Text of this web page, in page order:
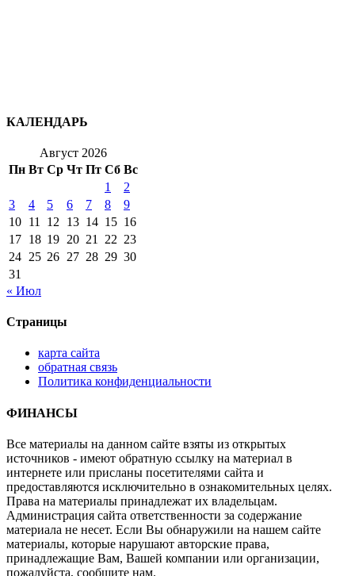
КАЛЕНДАРЬ
Август 2026
Пн Вт Ср Чт Пт Сб Вс
1
2
3
4 5 6 7 8
9
10 11 12 13 14 15 16
17 18 19 20 21 22 23
24 25 26 27 28 29 30
31
« Июл
Страницы
карта сайта
обратная связь
Политика конфиденциальности
ФИНАНСЫ
Все материалы на данном сайте взяты из открытых
источников - имеют обратную ссылку на материал в
интернете или присланы посетителями сайта и
предоставляются исключительно в ознакомительных целях.
Права на материалы принадлежат их владельцам.
Администрация сайта ответственности за содержание
материала не несет. Если Вы обнаружили на нашем сайте
материалы, которые нарушают авторские права,
принадлежащие Вам, Вашей компании или организации,
пожалуйста, сообщите нам.